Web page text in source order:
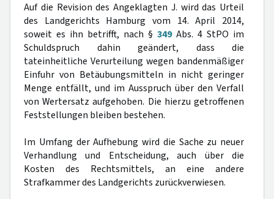
Auf die Revision des Angeklagten J. wird das Urteil
des Landgerichts Hamburg vom 14. April 2014,
soweit es ihn betrifft, nach § 349Abs. 4 StPO im
Schuldspruch dahin geändert, dass die
tateinheitliche Verurteilung wegen bandenmäßiger
Einfuhr von Betäubungsmitteln in nicht geringer
Menge entfällt, und im Ausspruch über den Verfall
von Wertersatz aufgehoben. Die hierzu getroffenen
Feststellungen bleiben bestehen.
Im Umfang der Aufhebung wird die Sache zu neuer
Verhandlung und Entscheidung, auch über die
Kosten des Rechtsmittels, an eine andere
Strafkammer des Landgerichts zurückverwiesen.